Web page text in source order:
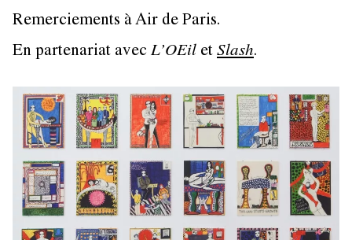
Remerciements à Air de Paris.
En partenariat avec L’OEil et Slash.